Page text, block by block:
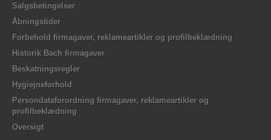
Salgsbetingelser
Åbningstider
Forbehold firmagaver, reklameartikler og profilbeklædning
Historik Bach firmagaver
Beskatningsregler
Hygiejneforhold
Persondataforordning firmagaver, reklameartikler og
profilbeklædning
Oversigt